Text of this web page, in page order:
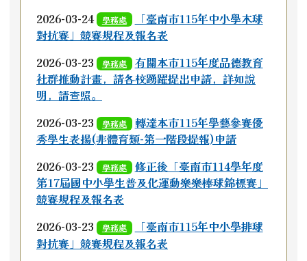
2026-03-24
學務處
「臺南市115年中小學木球
對抗賽」競賽規程及報名表
2026-03-23
學務處
有關本市115年度品德教育
社群推動計畫，請各校踴躍提出申請，詳如說
明，請查照。
2026-03-23
學務處
轉達本市115年學藝參賽優
秀學生表揚(非體育類-第一階段提報)申請
2026-03-23
學務處
修正後「臺南市114學年度
第17屆國中小學生普及化運動樂樂棒球錦標賽」
競賽規程及報名表
2026-03-23
學務處
「臺南市115年中小學排球
對抗賽」競賽規程及報名表